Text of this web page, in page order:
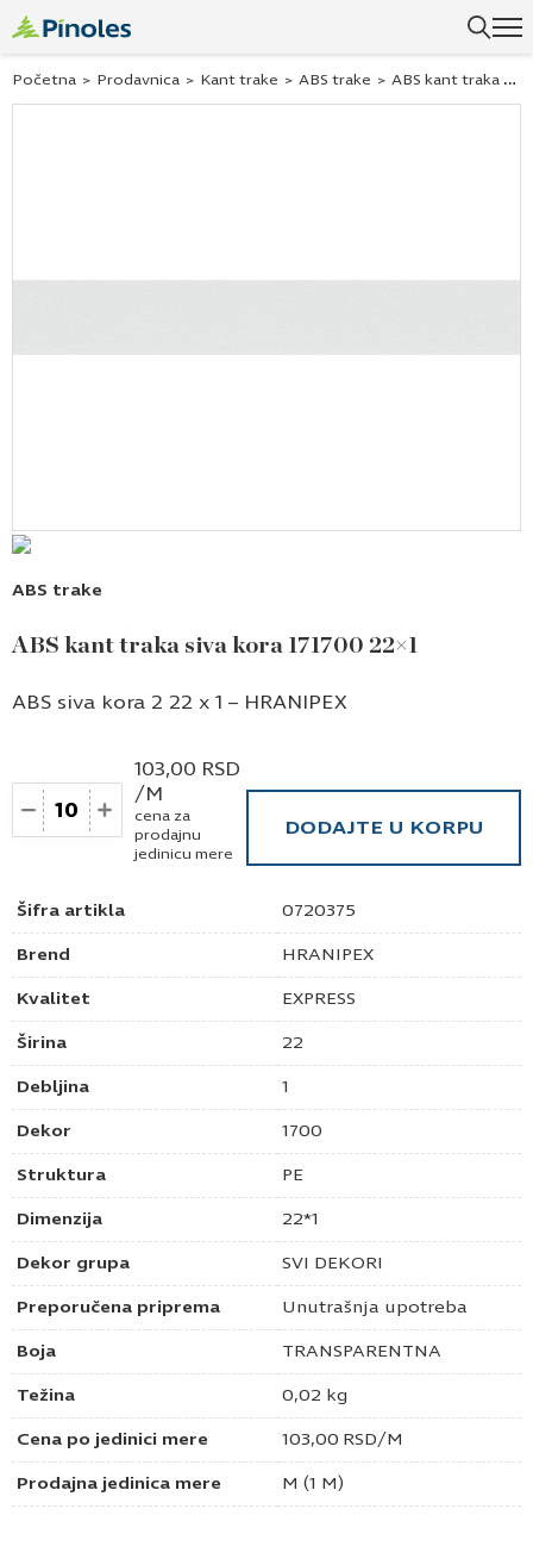
Početna > Prodavnica > Kant trake > ABS trake > ABS kant traka siva kora 171700 22×1
ABS trake
ABS kant traka siva kora 171700 22×1
Šifra artikla 0720375
Brend HRANIPEX
Kvalitet EXPRESS
Širina 22
Debljina 1
Dekor 1700
Struktura PE
Dimenzija 22*1
Dekor grupa SVI DEKORI
Preporučena priprema Unutrašnja upotreba
Boja TRANSPARENTNA
Težina 0,02 kg
Cena po jedinici mere 103,00 RSD/M
Prodajna jedinica mere M (1 M)
ABS siva kora 2 22 x 1 – HRANIPEX
Količina
103,00 RSD
/M
cena za
prodajnu
jedinicu mere
DODAJTE U KORPU